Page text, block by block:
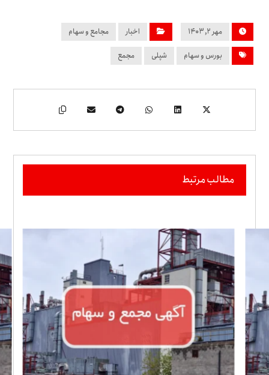
مهر ۲, ۱۴۰۳ اخبار مجامع و سهام
بورس و سهام شپلی مجمع
مطالب مرتبط